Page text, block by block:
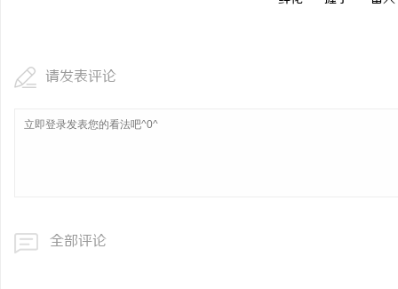
请发表评论
全部评论